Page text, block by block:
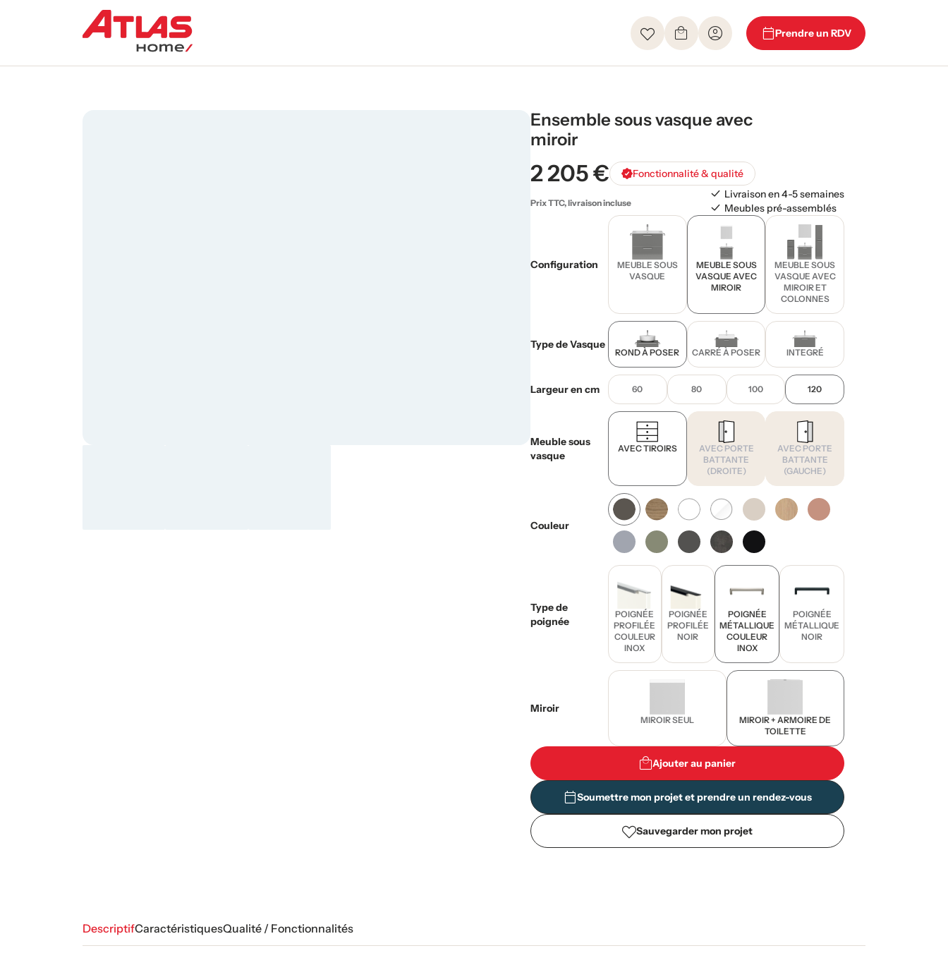
Prendre un RDV
Ensemble sous vasque avec
miroir
2 205 € Fonctionnalité & qualité
Prix TTC, livraison incluse
Livraison en 4-5 semaines
Meubles pré-assemblés
Configuration
MEUBLE SOUS
VASQUE
MEUBLE SOUS
VASQUE AVEC
MIROIR
MEUBLE SOUS
VASQUE AVEC
MIROIR ET
COLONNES
Type de Vasque
ROND À POSER CARRÉ À POSER INTEGRÉ
Largeur en cm 60 80 100 120
Meuble sous
vasque
AVEC TIROIRS
AVEC PORTE
BATTANTE
(DROITE)
AVEC PORTE
BATTANTE
(GAUCHE)
Couleur
Type de
poignée
POIGNÉE
PROFILÉE
COULEUR
INOX
POIGNÉE
PROFILÉE
NOIR
POIGNÉE
MÉTALLIQUE
COULEUR
INOX
POIGNÉE
MÉTALLIQUE
NOIR
Miroir
MIROIR SEUL
MIROIR + ARMOIRE DE
TOILETTE
Ajouter au panier
Soumettre mon projet et prendre un rendez-vous
Sauvegarder mon projet
DescriptifCaractéristiquesQualité / Fonctionnalités